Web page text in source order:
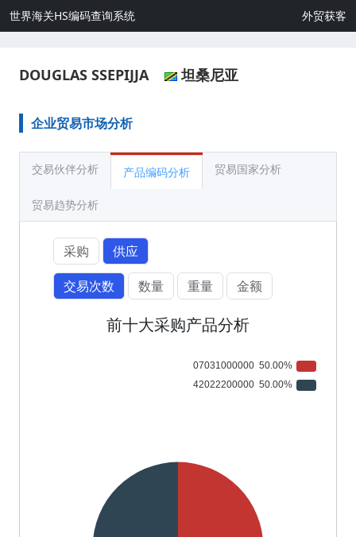
世界海关HS编码查询系统 外贸获客
DOUGLAS SSEPIJJA 坦桑尼亚
企业贸易市场分析
交易伙伴分析 产品编码分析 贸易国家分析
贸易趋势分析
采购
供应
交易次数
数量 重量 金额
前十大采购产品分析